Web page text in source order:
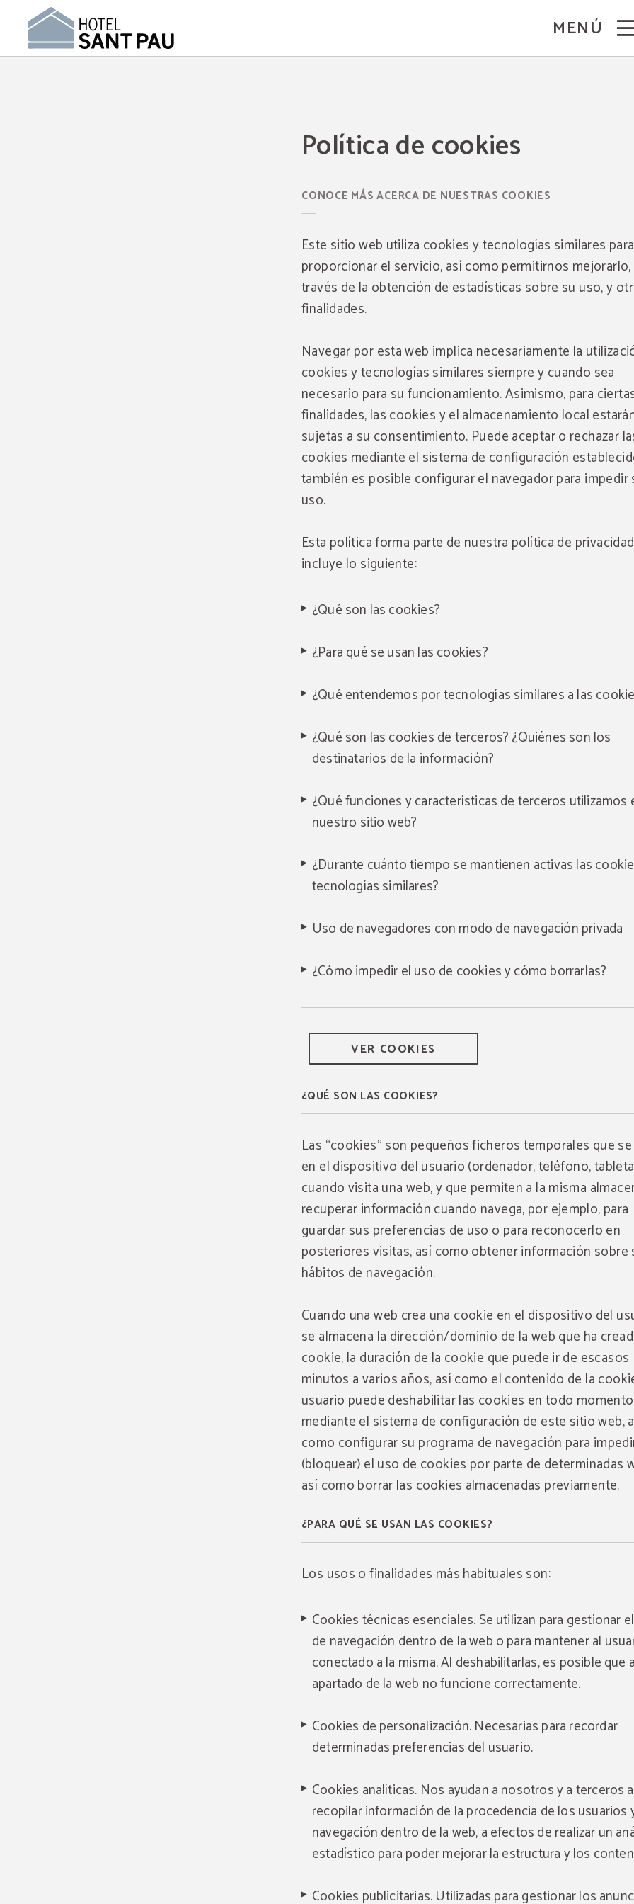
MENÚ
Política de Cookies | Hotel Sant Pau Barcelona
Política de cookies
CONOCE MÁS ACERCA DE NUESTRAS COOKIES
Este sitio web utiliza cookies y tecnologías similares para
proporcionar el servicio, así como permitirnos mejorarlo,
través de la obtención de estadísticas sobre su uso, y
finalidades.
Navegar por esta web implica necesariamente la
cookies y tecnologías similares siempre y cuando sea
necesario para su funcionamiento. Asimismo, para
finalidades, las cookies y el almacenamiento local
sujetas a su consentimiento. Puede aceptar o rechazar
cookies mediante el sistema de configuración
también es posible configurar el navegador para impedir
uso.
Esta política forma parte de nuestra política de
incluye lo siguiente:
¿Qué son las cookies?
¿Para qué se usan las cookies?
¿Qué entendemos por tecnologías similares a las
¿Qué son las cookies de terceros? ¿Quiénes son los
destinatarios de la información?
¿Qué funciones y características de terceros utilizamos
nuestro sitio web?
¿Durante cuánto tiempo se mantienen activas las
tecnologías similares?
Uso de navegadores con modo de navegación privada
¿Cómo impedir el uso de cookies y cómo borrarlas?
VER COOKIES
¿QUÉ SON LAS COOKIES?
Las “cookies” son pequeños ficheros temporales que
en el dispositivo del usuario (ordenador, teléfono,
cuando visita una web, y que permiten a la misma
recuperar información cuando navega, por ejemplo, para
guardar sus preferencias de uso o para reconocerlo en
posteriores visitas, así como obtener información sobre
hábitos de navegación.
Cuando una web crea una cookie en el dispositivo del
se almacena la dirección/dominio de la web que ha
cookie, la duración de la cookie que puede ir de escasos
minutos a varios años, así como el contenido de la
usuario puede deshabilitar las cookies en todo momento
mediante el sistema de configuración de este sitio web,
como configurar su programa de navegación para
(bloquear) el uso de cookies por parte de determinadas
así como borrar las cookies almacenadas previamente.
¿PARA QUÉ SE USAN LAS COOKIES?
Los usos o finalidades más habituales son:
Cookies técnicas esenciales. Se utilizan para gestionar
de navegación dentro de la web o para mantener al
conectado a la misma. Al deshabilitarlas, es posible que
apartado de la web no funcione correctamente.
Cookies de personalización. Necesarias para recordar
determinadas preferencias del usuario.
Cookies analíticas. Nos ayudan a nosotros y a terceros a
recopilar información de la procedencia de los usuarios
navegación dentro de la web, a efectos de realizar un
estadístico para poder mejorar la estructura y los
Cookies publicitarias. Utilizadas para gestionar los
El Hotel Sant Pau os incluye un seguro de cancelación
CONSULTAR SEGURO DE CANCELACIÓN